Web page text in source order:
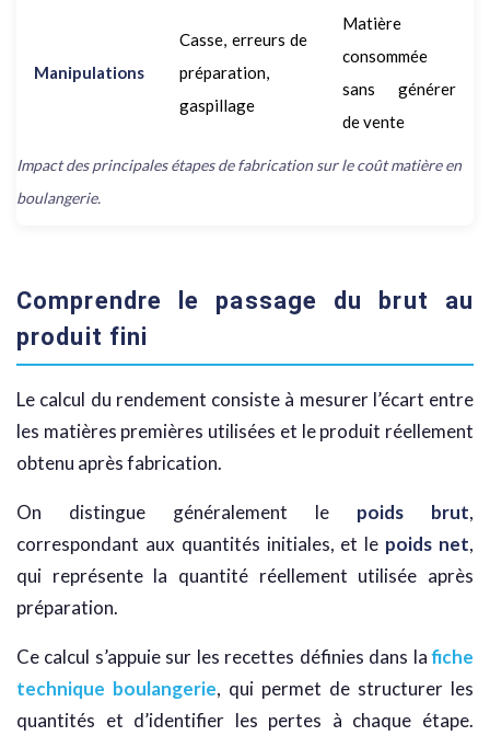
Impact des principales étapes de fabrication sur le coût matière en
boulangerie.
Manipulations
Casse, erreurs de
préparation,
gaspillage
Matière
consommée
sans générer
de vente
Comprendre le passage du brut au
produit fini
Le calcul du rendement consiste à mesurer l’écart entre
les matières premières utilisées et le produit réellement
obtenu après fabrication.
On distingue généralement le poids brut,
correspondant aux quantités initiales, et le poids net,
qui représente la quantité réellement utilisée après
préparation.
Ce calcul s’appuie sur les recettes définies dans lafiche
technique boulangerie, qui permet de structurer les
quantités et d’identifier les pertes à chaque étape.